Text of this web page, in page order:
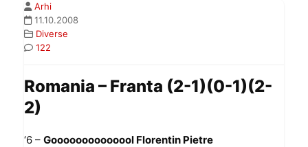
Arhi
11.10.2008
Diverse
122
Romania – Franta (2-1)(0-1)(2-
2)
‘6 – Goooooooooooool Florentin Pietre